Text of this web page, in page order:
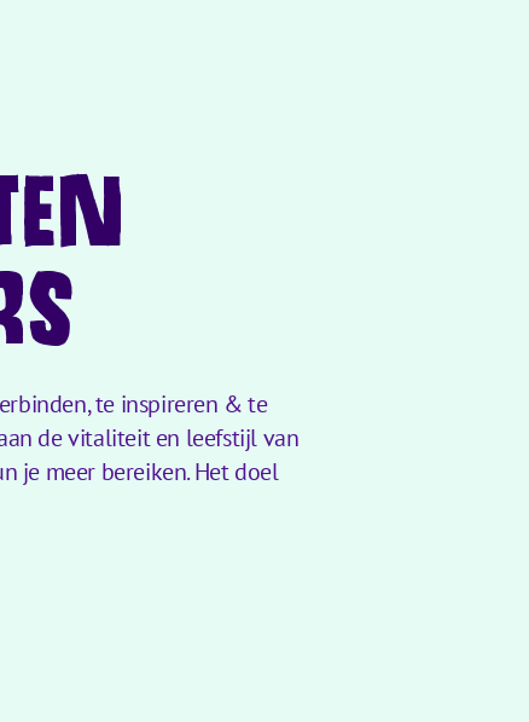
te inspireren & te
de vitaliteit en leefstijl van
je meer bereiken. Het doel